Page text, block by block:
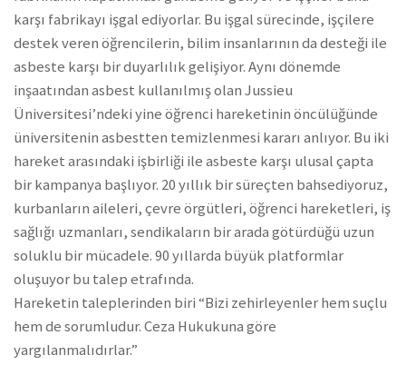
karşı fabrikayı işgal ediyorlar. Bu işgal sürecinde, işçilere
destek veren öğrencilerin, bilim insanlarının da desteği ile
asbeste karşı bir duyarlılık gelişiyor. Aynı dönemde
inşaatından asbest kullanılmış olan Jussieu
Üniversitesi’ndeki yine öğrenci hareketinin öncülüğünde
üniversitenin asbestten temizlenmesi kararı anlıyor. Bu iki
hareket arasındaki işbirliği ile asbeste karşı ulusal çapta
bir kampanya başlıyor. 20 yıllık bir süreçten bahsediyoruz,
kurbanların aileleri, çevre örgütleri, öğrenci hareketleri, iş
sağlığı uzmanları, sendikaların bir arada götürdüğü uzun
soluklu bir mücadele. 90 yıllarda büyük platformlar
oluşuyor bu talep etrafında.
Hareketin taleplerinden biri “Bizi zehirleyenler hem suçlu
hem de sorumludur. Ceza Hukukuna göre
yargılanmalıdırlar.”